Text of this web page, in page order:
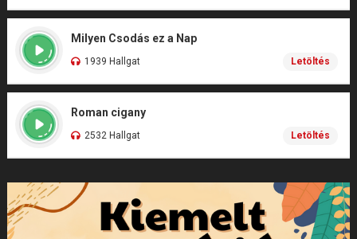
Milyen Csodás ez a Nap
1939 Hallgat Letöltés
Roman cigany
2532 Hallgat Letöltés